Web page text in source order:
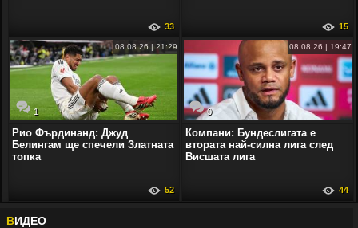
33 15
1
08.08.26 | 21:29
Рио Фърдинанд: Джуд
Белингам ще спечели Златната
топка
52
0
08.08.26 | 19:47
Компани: Бундеслигата е
втората най-силна лига след
Висшата лига
44
ВИДЕО